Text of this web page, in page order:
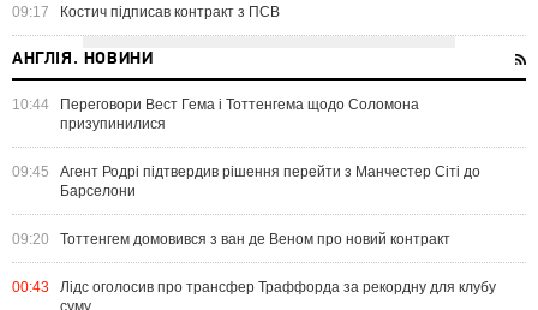
09:17 Костич підписав контракт з ПСВ
АНГЛІЯ. НОВИНИ
10:44
Переговори Вест Гема і Тоттенгема щодо Соломона
призупинилися
09:45
Агент Родрі підтвердив рішення перейти з Манчестер Сіті до
Барселони
09:20 Тоттенгем домовився з ван де Веном про новий контракт
00:43
Лідс оголосив про трансфер Траффорда за рекордну для клубу